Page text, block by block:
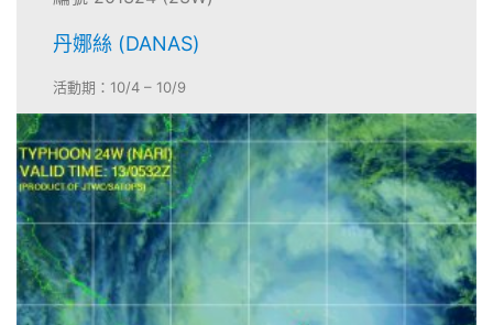
丹娜絲 (DANAS)
活動期：10/4 – 10/9